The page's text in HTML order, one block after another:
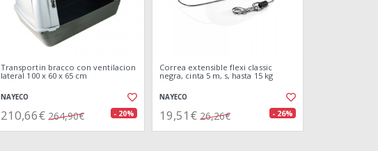
Transportin bracco con ventilacion
lateral 100 x 60 x 65 cm
NAYECO
210,66€ 264,90€ - 20%
Correa extensible flexi classic
negra, cinta 5 m, s, hasta 15 kg
NAYECO
19,51€ 26,26€ - 26%